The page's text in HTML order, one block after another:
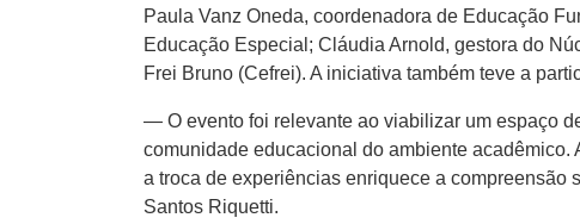
Paula Vanz Oneda, coordenadora de Educação
Educação Especial; Cláudia Arnold, gestora do
Frei Bruno (Cefrei). A iniciativa também teve a
— O evento foi relevante ao viabilizar um espaço
comunidade educacional do ambiente
a troca de experiências enriquece a
Santos Riquetti.